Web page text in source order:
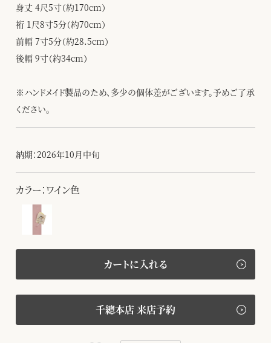
身丈 4尺5寸（約170cm）
裄 1尺8寸5分（約70cm）
前幅 7寸5分（約28.5cm）
後幅 9寸（約34cm）
※ハンドメイド製品のため、多少の個体差がございます。予めご了承
ください。
納期：2026年10月中旬
カラー：ワイン色
カートに入れる
千總本店 来店予約